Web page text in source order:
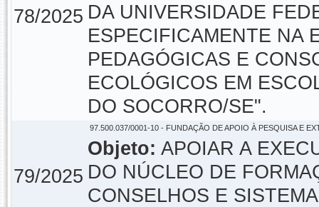
78/2025 DA UNIVERSIDADE
ESPECIFICAMENTE NA
PEDAGÓGICAS E
ECOLÓGICOS EM
DO SOCORRO/SE".
79/2025
97.500.037/0001-10 - FUNDAÇÃO DE APOIO À PESQUISA E
Objeto: APOIAR A
DO NÚCLEO DE
CONSELHOS E